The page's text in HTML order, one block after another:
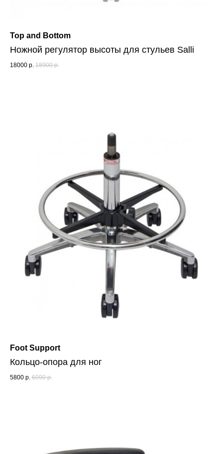
Top and Bottom
Ножной регулятор высоты для стульев Salli
18000 р. 18900 р.
Foot Support
Кольцо-опора для ног
5800 р. 6090 р.